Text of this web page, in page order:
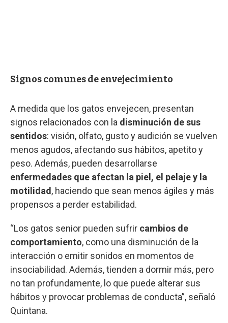
Signos comunes de envejecimiento
A medida que los gatos envejecen, presentan
signos relacionados con la disminución de sus
sentidos: visión, olfato, gusto y audición se vuelven
menos agudos, afectando sus hábitos, apetito y
peso. Además, pueden desarrollarse
enfermedades que afectan la piel, el pelaje y la
motilidad , haciendo que sean menos ágiles y más
propensos a perder estabilidad.
“Los gatos senior pueden sufrir cambios de
comportamiento, como una disminución de la
interacción o emitir sonidos en momentos de
insociabilidad. Además, tienden a dormir más, pero
no tan profundamente, lo que puede alterar sus
hábitos y provocar problemas de conducta”, señaló
Quintana.